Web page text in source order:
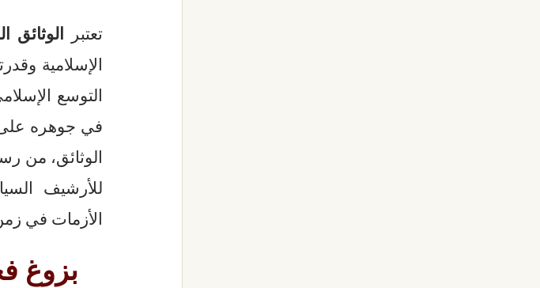
تعتبر الوثائق
الإسلامية
التوسع
في جوهره على
الوثائق، من
للأرشيف
الأزمات في
بزوغ